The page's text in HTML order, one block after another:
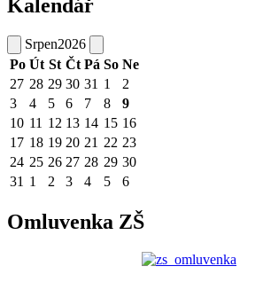
Kalendář
Srpen2026
Po Út St Čt Pá So Ne
27 28 29 30 31 1
2
3
4 5 6 7 8
9
10 11 12 13 14 15 16
17 18 19 20 21 22 23
24 25 26 27 28 29 30
31 1 2 3 4 5 6
Omluvenka ZŠ